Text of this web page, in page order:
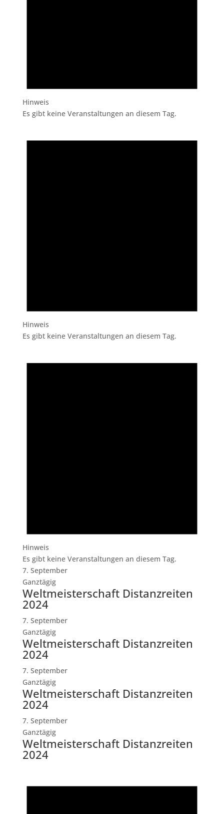
Hinweis
Es gibt keine Veranstaltungen an diesem Tag.
Hinweis
Es gibt keine Veranstaltungen an diesem Tag.
Hinweis
Es gibt keine Veranstaltungen an diesem Tag.
7. September
Ganztägig
Weltmeisterschaft Distanzreiten
2024
7. September
Ganztägig
Weltmeisterschaft Distanzreiten
2024
7. September
Ganztägig
Weltmeisterschaft Distanzreiten
2024
7. September
Ganztägig
Weltmeisterschaft Distanzreiten
2024